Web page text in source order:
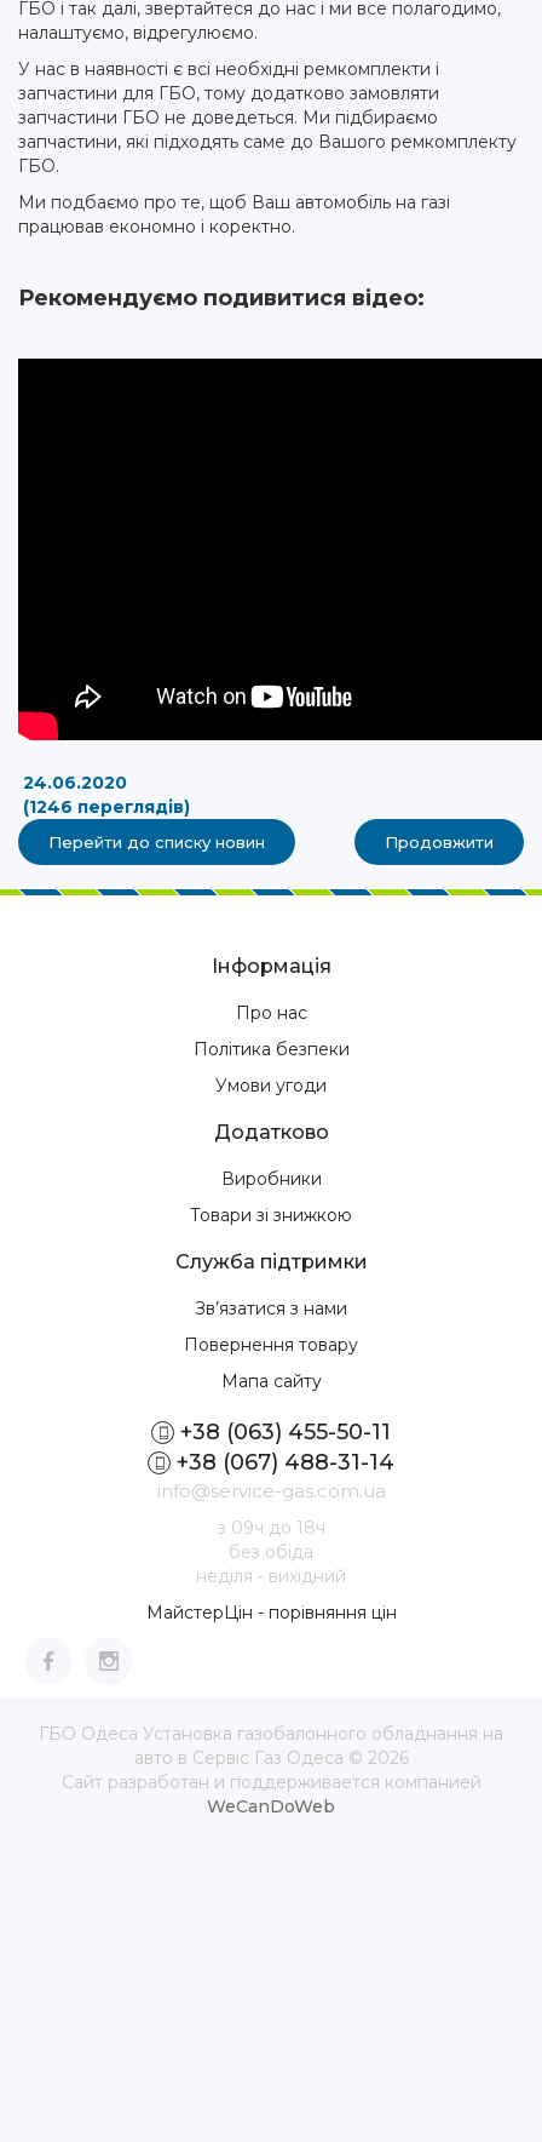
ГБО і так далі, звертайтеся до нас і ми все полагодимо,
налаштуємо, відрегулюємо.
У нас в наявності є всі необхідні ремкомплекти і
запчастини для ГБО, тому додатково замовляти
запчастини ГБО не доведеться. Ми підбираємо
запчастини, які підходять саме до Вашого ремкомплекту
ГБО.
Ми подбаємо про те, щоб Ваш автомобіль на газі
працював економно і коректно.
Рекомендуємо подивитися відео:
24.06.2020
(1246 переглядів)
Перейти до списку новин Продовжити
Інформація
Про нас
Політика безпеки
Умови угоди
Додатково
Виробники
Товари зі знижкою
Служба підтримки
Зв’язатися з нами
Повернення товару
Мапа сайту
+38 (063) 455-50-11
+38 (067) 488-31-14
info@service-gas.com.ua
з 09ч до 18ч
без обіда
неділя - вихідний
МайстерЦін - порівняння цін
ГБО Одеса Установка газобалонного обладнання на
авто в Сервіс Газ Одеса © 2026
Сайт разработан и поддерживается компанией
WeCanDoWeb